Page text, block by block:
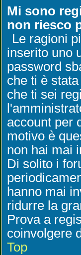
Mi sono
non riesco
Le ragioni
inserito uno
password
che ti è
che ti sei
account per
motivo è
non hai mai
Di solito i
hanno mai
ridurre la
Prova a
coinvolgere
Top